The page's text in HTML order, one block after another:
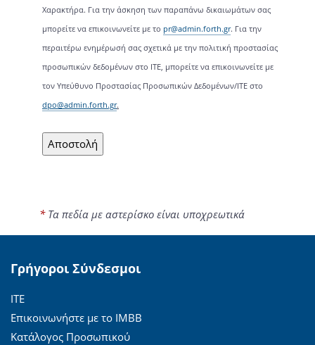
Χαρακτήρα. Για την άσκηση των παραπάνω δικαιωμάτων σας
μπορείτε να επικοινωνείτε με το pr@admin.forth.gr. Για την
περαιτέρω ενημέρωσή σας σχετικά με την πολιτική προστασίας
προσωπικών δεδομένων στο ΙΤΕ, μπορείτε να επικοινωνείτε με
τον Υπεύθυνο Προστασίας Προσωπικών Δεδομένων/ΙΤΕ στο
dpo@admin.forth.gr.
*Τα πεδία με αστερίσκο είναι υποχρεωτικά
Γρήγοροι Σύνδεσμοι
ΙΤΕ
Επικοινωνήστε με το ΙΜΒΒ
Κατάλογος Προσωπικού